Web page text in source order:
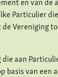
en van de
Particulier
Vereniging
die aan
basis van een